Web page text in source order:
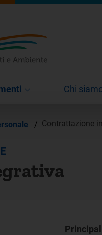
Chi
/ Contrattazione